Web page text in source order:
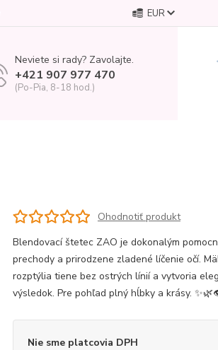
EUR
Neviete si rady? Zavolajte.
+421 907 977 470
(Po-Pia, 8-18 hod.)
Ohodnotiť produkt
Blendovací štetec ZAO je dokonalým
prechody a prirodzene zladené líčenie očí.
rozptýlia tiene bez ostrých línií a vytvoria
výsledok. Pre pohľad plný hĺbky a krásy.
Nie sme platcovia DPH